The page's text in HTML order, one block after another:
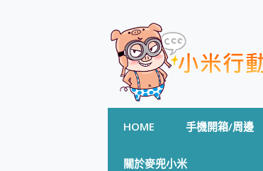
HOME 手機開箱/周邊
關於麥兜小米